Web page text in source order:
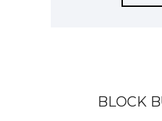
BLOCK